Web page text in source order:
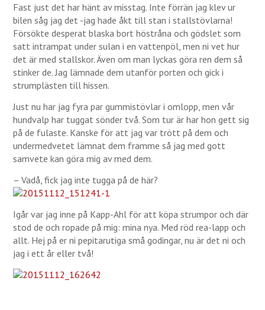
Fast just det har hänt av misstag. Inte förrän jag klev ur
bilen såg jag det -jag hade åkt till stan i stallstövlarna!
Försökte desperat blaska bort höstråna och gödslet som
satt intrampat under sulan i en vattenpöl, men ni vet hur
det är med stallskor. Även om man lyckas göra ren dem så
stinker de. Jag lämnade dem utanför porten och gick i
strumplästen till hissen.
Just nu har jag fyra par gummistövlar i omlopp, men vår
hundvalp har tuggat sönder två. Som tur är har hon gett sig
på de fulaste. Kanske för att jag var trött på dem och
undermedvetet lämnat dem framme så jag med gott
samvete kan göra mig av med dem.
– Vadå, fick jag inte tugga på de här?
Igår var jag inne på Kapp-Ahl för att köpa strumpor och där
stod de och ropade på mig: mina nya. Med röd rea-lapp och
allt. Hej på er ni pepitarutiga små godingar, nu är det ni och
jag i ett år eller två!